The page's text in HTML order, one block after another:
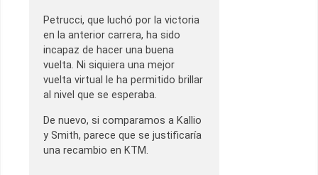
Petrucci, que luchó por la victoria
en la anterior carrera, ha sido
incapaz de hacer una buena
vuelta. Ni siquiera una mejor
vuelta virtual le ha permitido brillar
al nivel que se esperaba.
De nuevo, si comparamos a Kallio
y Smith, parece que se justificaría
una recambio en KTM.